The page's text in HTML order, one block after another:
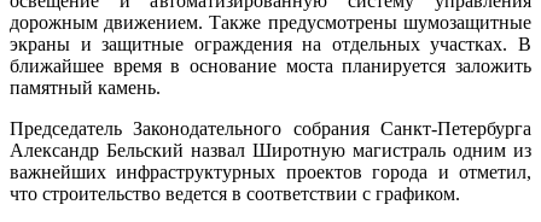
дорожным движением. Также предусмотрены шумозащитные
экраны и защитные ограждения на отдельных участках. В
ближайшее время в основание моста планируется заложить
памятный камень.
Председатель Законодательного собрания Санкт-Петербурга
Александр Бельский назвал Широтную магистраль одним из
важнейших инфраструктурных проектов города и отметил,
что строительство ведется в соответствии с графиком.